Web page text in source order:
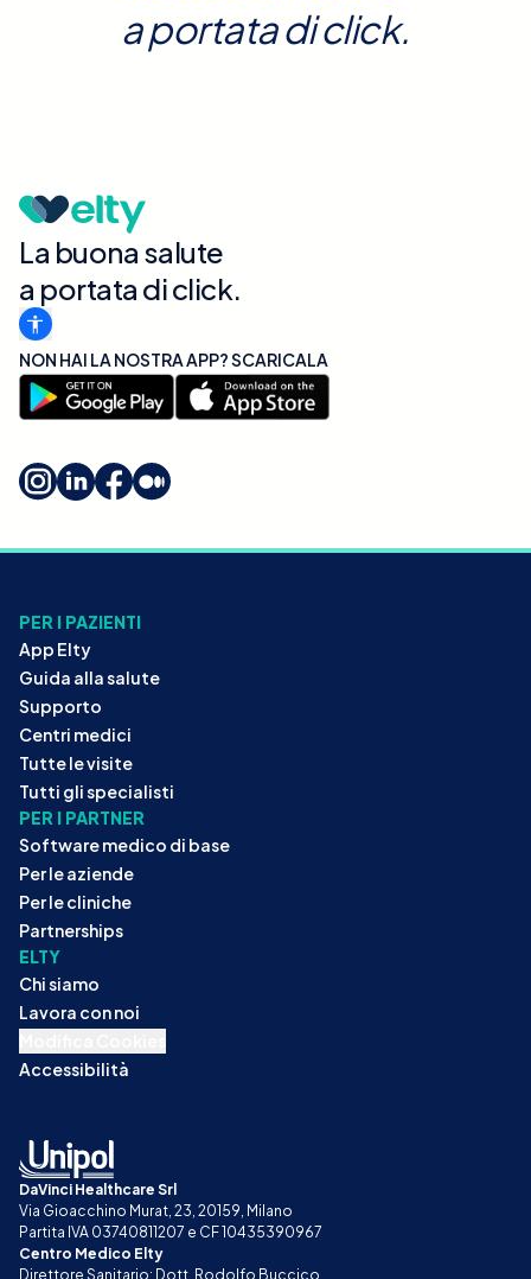
a portata di click.
La buona salute
a portata di click.
NON HAI LA NOSTRA APP? SCARICALA
PER I PAZIENTI
App Elty
Guida alla salute
Supporto
Centri medici
Tutte le visite
Tutti gli specialisti
PER I PARTNER
Software medico di base
Per le aziende
Per le cliniche
Partnerships
ELTY
Chi siamo
Lavora con noi
Accessibilità
DaVinci Healthcare Srl
Via Gioacchino Murat, 23, 20159, Milano
Partita IVA 03740811207 e CF 10435390967
Centro Medico Elty
Direttore Sanitario: Dott. Rodolfo Buccico